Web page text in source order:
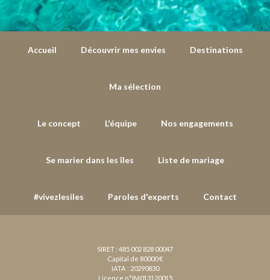
Accueil Découvrir mes envies Destinations
Ma sélection
Le concept L'équipe Nos engagements
Se marier dans les îles Liste de mariage
#vivezlesiles Paroles d'experts Contact
SIRET : 485 002 828 00047
Capital de 80000 €
IATA : 20290830
Licence n°IM013120015